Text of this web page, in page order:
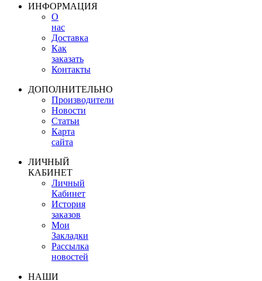
ИНФОРМАЦИЯ
О
нас
Доставка
Как
заказать
Контакты
ДОПОЛНИТЕЛЬНО
Производители
Новости
Статьи
Карта
сайта
ЛИЧНЫЙ
КАБИНЕТ
Личный
Кабинет
История
заказов
Мои
Закладки
Рассылка
новостей
НАШИ